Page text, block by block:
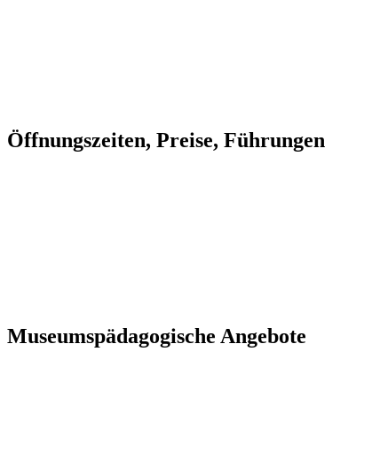
Öffnungszeiten, Preise, Führungen
Museumspädagogische Angebote